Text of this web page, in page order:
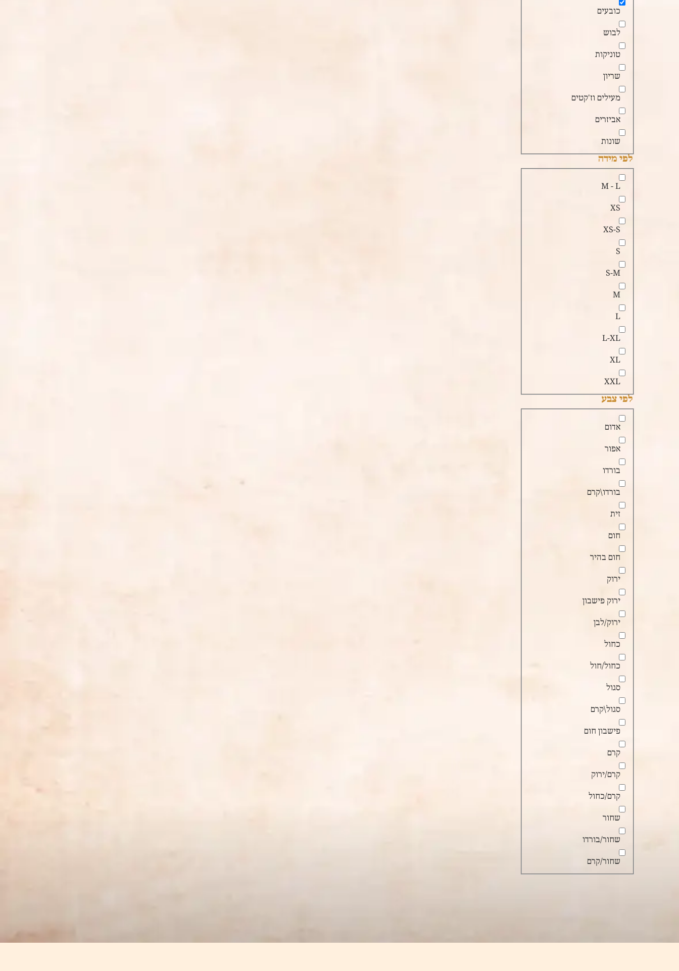
כובעים
לבוש
טוניקות
שריון
מעילים וז'קטים
אביזרים
שונות
לפי מידה
M - L
XS
XS-S
S
S-M
M
L
L-XL
XL
XXL
לפי צבע
אדום
אפור
בורדו
בורדו\קרם
זית
חום
חום בהיר
ירוק
ירוק פישבון
ירוק/לבן
כחול
כחול/חול
סגול
סגול\קרם
פישבון חום
קרם
קרם/ירוק
קרם/כחול
שחור
שחור/בורדו
שחור/קרם